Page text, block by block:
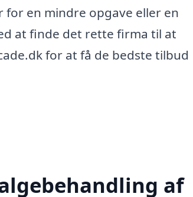
for en mindre opgave eller en
at finde det rette firma til at
for at få de bedste tilbud
af